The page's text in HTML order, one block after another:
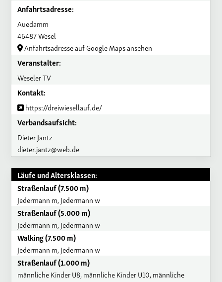
Anfahrtsadresse:
Auedamm
46487 Wesel
Anfahrtsadresse auf Google Maps ansehen
Veranstalter:
Weseler TV
Kontakt:
https://dreiwiesellauf.de/
Verbandsaufsicht:
Dieter Jantz
dieter.jantz@web.de
Läufe und Altersklassen:
Straßenlauf (7.500 m)
Jedermann m, Jedermann w
Straßenlauf (5.000 m)
Jedermann m, Jedermann w
Walking (7.500 m)
Jedermann m, Jedermann w
Straßenlauf (1.000 m)
männliche Kinder U8, männliche Kinder U10, männliche